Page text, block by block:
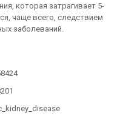
которая затрагивает 5-
чаще всего, следствием
заболеваний.